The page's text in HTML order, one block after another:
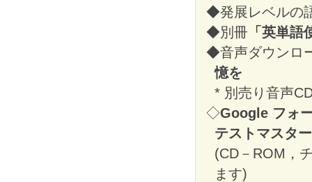
◆発展レベルの
◆別冊 「英単
◆音声ダウンロ
憶を
* 別売り音声
◇Google フォ
テストマスター
(CD－ROM，
ます)